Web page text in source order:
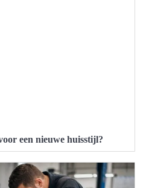
een nieuwe huisstijl?